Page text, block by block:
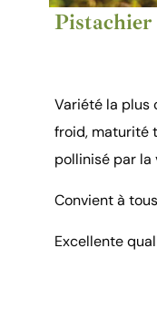
Pistachier
Variété la plus
froid, maturité
pollinisé par la
Convient à
Excellente